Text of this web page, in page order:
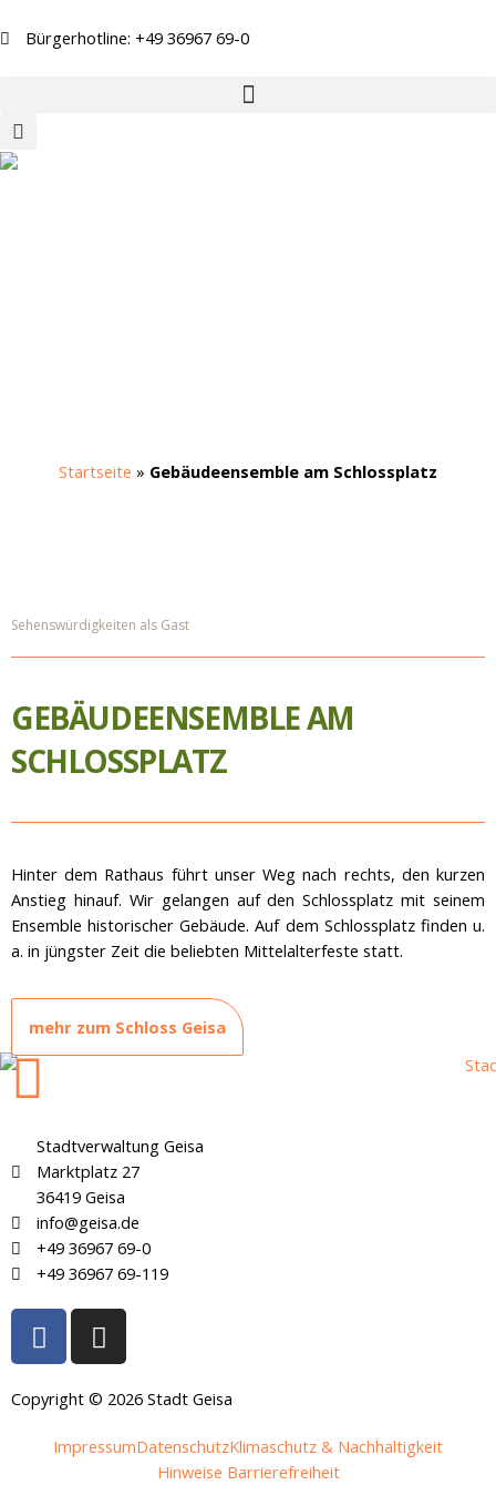
InhaltBürgerhotline: +49 36967 69-0
Startseite » Gebäudeensemble am Schlossplatz
Sehenswürdigkeiten als Gast
GEBÄUDEENSEMBLE AM
SCHLOSSPLATZ
Hinter dem Rathaus führt unser Weg nach rechts, den kurzen
Anstieg hinauf. Wir gelangen auf den Schlossplatz mit seinem
Ensemble historischer Gebäude. Auf dem Schlossplatz finden u.
a. in jüngster Zeit die beliebten Mittelalterfeste statt.
mehr zum Schloss Geisa
Stadtverwaltung Geisa
Marktplatz 27
36419 Geisa
info@geisa.de
+49 36967 69-0
+49 36967 69-119
F
a
c
e
I
n
s
t
g
Copyright © 2026 Stadt Geisa
ImpressumDatenschutzKlimaschutz & Nachhaltigkeit
Hinweise Barrierefreiheit